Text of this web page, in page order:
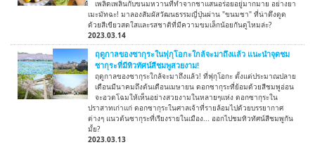
เพลิดเพลินกับขนมหวานที่ทำจากชาแสนอร่อยอยู่มากมาย อย่างยา
เมะมัทฉะ! มาลองสัมผัสวัฒนธรรมญี่ปุ่นผ่าน "ขนมชา" ที่น่าดึงดูด
ด้วยสีเขียวสดใสและรสชาติที่มีความขมเล็กน้อยกันดูไหมล่ะ?
2023.03.14
ฤดูกาลของซากุระในฟุกุโอกะใกล้จะมาถึงแล้ว แนะนำจุดชม
ซากุระที่มีทิวทัศน์สีชมพูสวยงาม!
ฤดูกาลของซากุระใกล้จะมาถึงแล้ว! ที่ฟุกุโอกะ ตั้งแต่ประมาณปลาย
เดือนมีนาคมถึงต้นเดือนเมษายน ดอกซากุระที่ย้อมด้วยสีชมพูอ่อน
จะอวดโฉมให้เห็นอย่างสวยงามในหลายๆแห่ง ดอกซากุระใน
ปราสาทเก่าแก่ ดอกซากุระในศาลเจ้าที่รายล้อมไปด้วยบรรยากาศ
ต่างๆ แนวต้นซากุระที่เรียงรายในเมือง... ออกไปชมทิวทัศน์สีชมพูกัน
มั้ย?
2023.03.13